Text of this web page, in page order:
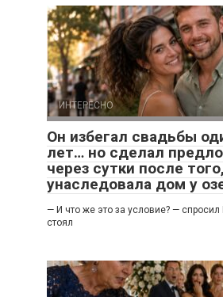
ИНТЕРЕСНО
Он избегал свадьбы
лет… но сделал
через сутки после
унаследовала дом у
— И что же это за условие? —
стоял